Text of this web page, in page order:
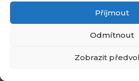
Příjmout
Odmítnout
Zobrazit
S Americkým nádechem se
nejlepšímu z obou světů –
a vysoké bezpečnosti.
Co jsme se naučili? Vchodové